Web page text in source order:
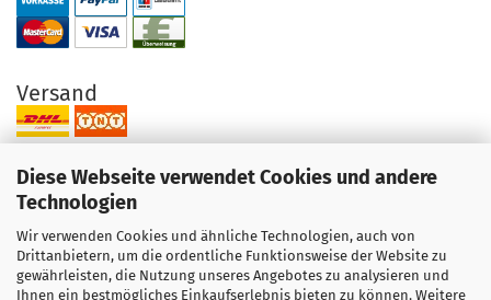
Diese Webseite verwendet Cookies und andere
Technologien
Wir verwenden Cookies und ähnliche Technologien, auch von
Drittanbietern, um die ordentliche Funktionsweise der Website zu
gewährleisten, die Nutzung unseres Angebotes zu analysieren und
Ihnen ein bestmögliches Einkaufserlebnis bieten zu können. Weitere
Versand
Ihre Vorteile bei uns
Original Produkte direkt vom Hersteller